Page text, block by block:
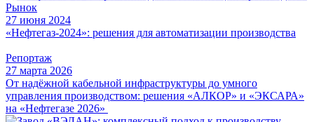
Рынок
27 июня 2024
«Нефтегаз-2024»: решения для автоматизации производства
Репортаж
27 марта 2026
От надёжной кабельной инфраструктуры до умного
управления производством: решения «АЛКОР» и «ЭКСАРА»
на «Нефтегазе 2026»